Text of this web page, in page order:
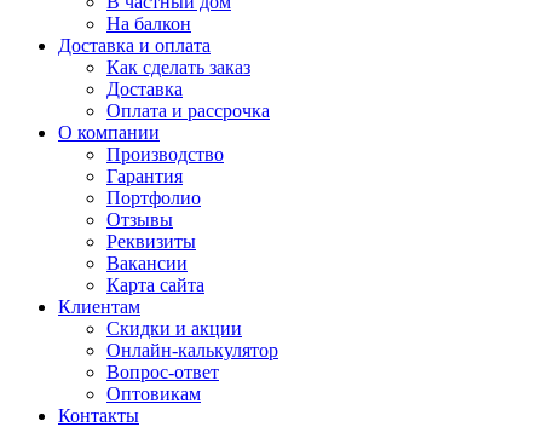
На балкон
Доставка и оплата
Как сделать заказ
Доставка
Оплата и рассрочка
О компании
Производство
Гарантия
Портфолио
Отзывы
Реквизиты
Вакансии
Карта сайта
Клиентам
Скидки и акции
Онлайн-калькулятор
Вопрос-ответ
Оптовикам
Контакты